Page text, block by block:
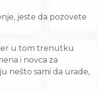
jeste da pozovete
u tom trenutku
i novca za
nešto sami da urade,